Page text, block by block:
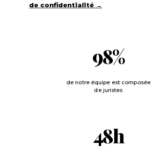
de confidentialité →
98%
de notre équipe est composée
de juristes
48h